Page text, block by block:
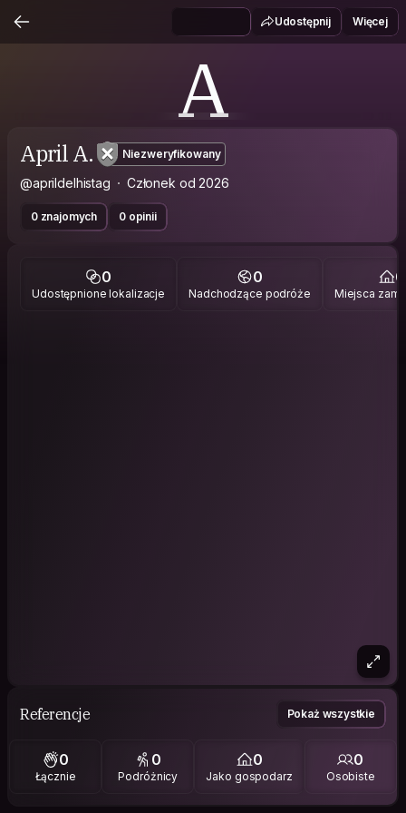
Udostępnij Więcej
A
April A. Niezweryfikowany
@aprildelhistag Członek od 2026
0 znajomych 0 opinii
0
Udostępnione lokalizacje
0
Nadchodzące podróże
0
Miejsca
Referencje Pokaż wszystkie
0
Łącznie
0
Podróżnicy
0
Jako gospodarz
0
Osobiste